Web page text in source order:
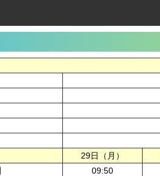
29日（月）
09:50